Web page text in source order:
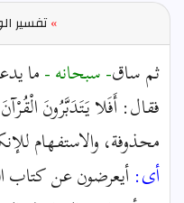
»تفسير
ثم ساق- سبحانه -ما
فقال: أَفَلا يَتَدَبَّرُونَ
محذوفة، والاستفهام
أى:أيعرضون عن كتاب